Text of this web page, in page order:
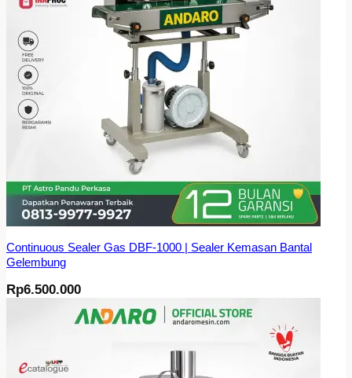
Continuous Sealer Gas DBF-1000 | Sealer Kemasan Bantal
Gelembung
Rp6.500.000